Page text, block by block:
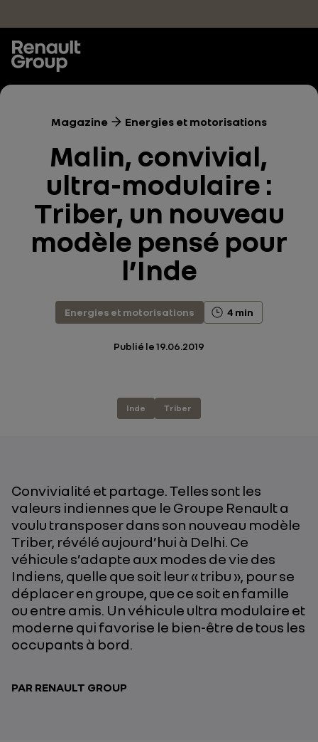
Magazine Energies et motorisations
Malin, convivial,
ultra-modulaire :
Triber, un nouveau
modèle pensé pour
l’Inde
Energies et motorisations 4 min
Publié le19.06.2019
Inde Triber
Convivialité et partage. Telles sont les
valeurs indiennes que le Groupe Renault a
voulu transposer dans son nouveau modèle
Triber, révélé aujourd’hui à Delhi. Ce
véhicule s’adapte aux modes de vie des
Indiens, quelle que soit leur « tribu », pour se
déplacer en groupe, que ce soit en famille
ou entre amis. Un véhicule ultra modulaire et
moderne qui favorise le bien-être de tous les
occupants à bord.
PAR RENAULT GROUP